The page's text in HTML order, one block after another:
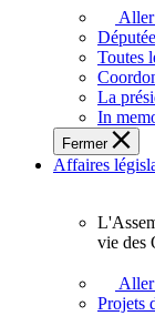
députés
vous
représentent
sein
de
l'Assemblée
législative
l'Ontario.
Aller
Toutes
La
In
Fermer
Affaires
L'Assemblée
adopte
vie des
Projets